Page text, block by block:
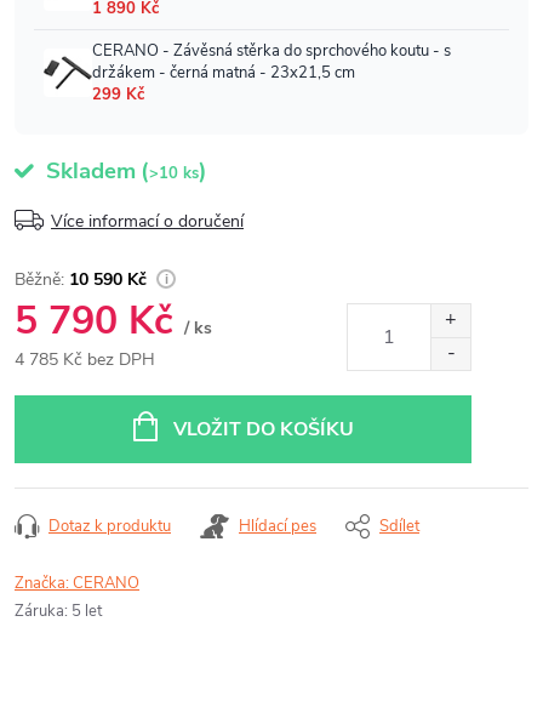
Skladem (>10 ks)
Více informací o doručení
10 590 Kč
5 790 Kč / ks
4 785 Kč bez DPH
VLOŽIT DO KOŠÍKU
Dotaz k produktu Hlídací pes Sdílet
Značka:CERANO
Záruka: 5 let